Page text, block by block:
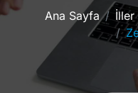
Ana Sayfa İller